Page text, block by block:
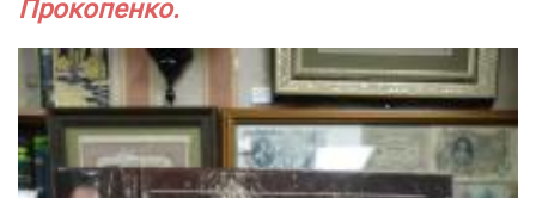
Прокопенко.